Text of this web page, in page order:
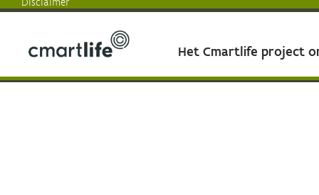
Het Cmartlife project